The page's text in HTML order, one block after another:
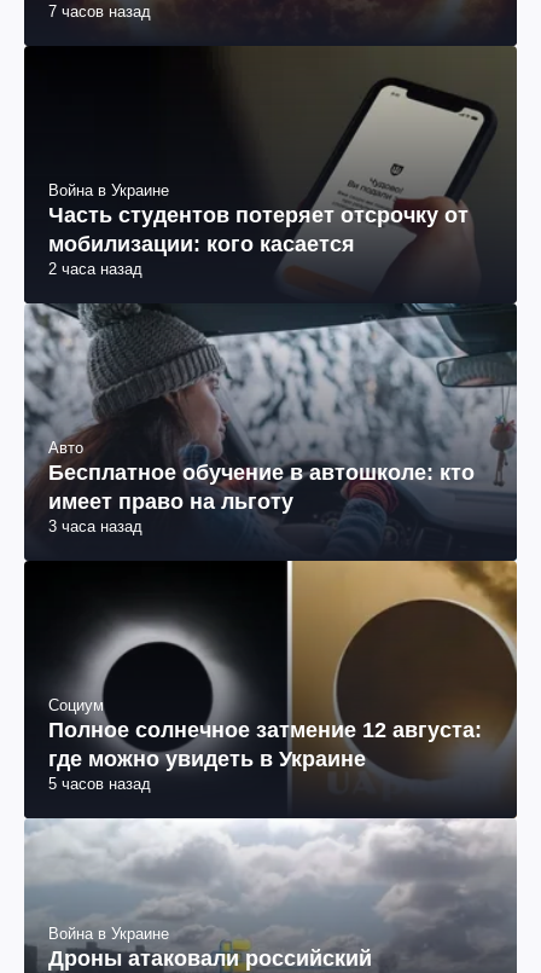
7 часов назад
Война в Украине
Часть студентов потеряет отсрочку от
мобилизации: кого касается
2 часа назад
Авто
Бесплатное обучение в автошколе: кто
имеет право на льготу
3 часа назад
Социум
Полное солнечное затмение 12 августа:
где можно увидеть в Украине
5 часов назад
Война в Украине
Дроны атаковали российский